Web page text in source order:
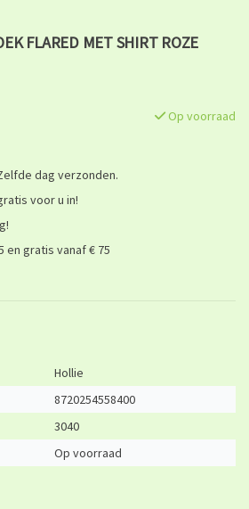
FLARED MET SHIRT ROZE
Op voorraad
dag verzonden.
voor u in!
en gratis vanaf € 75
Hollie
8720254558400
3040
Op voorraad